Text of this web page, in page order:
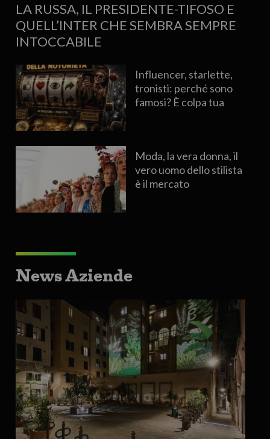
LA RUSSA, IL PRESIDENTE-TIFOSO E
QUELL’INTER CHE SEMBRA SEMPRE
INTOCCABILE
Influencer, starlette,
tronisti: perché sono
famosi? È colpa tua
Moda, la vera donna, il
vero uomo dello stilista
è il mercato
News Aziende